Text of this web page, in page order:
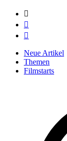



Neue Artikel
Themen
Filmstarts